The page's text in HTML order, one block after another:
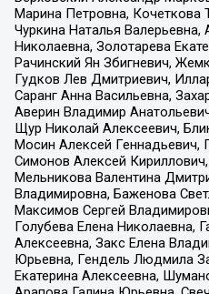
Марина Петровна, Кочеткова
Чуркина Наталья Валерьевна,
Николаевна, Золотарева
Рачинский Ян Збигневич,
Гудков Лев Дмитриевич,
Саранг Анна Васильевна,
Аверин Владимир
Щур Николай Алексеевич,
Мосин Алексей Геннадьевич,
Симонов Алексей
Мельникова Валентина
Владимировна, Баженова
Максимов Сергей
Голубева Елена Николаевна,
Алексеевна, Закс Елена
Юрьевна, Гендель Людмила
Екатерина Алексеевна,